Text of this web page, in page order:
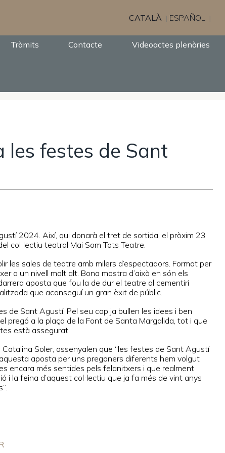
CATALÀ ESPAÑOL
Tràmits Contacte
Videoactes plenàries
les festes de Sant
2024. Així, qui donarà el tret de sortida, el pròxim 23
col·lectiu teatral Mai Som Tots Teatre.
les sales de teatre amb milers d’espectadors. Format per
a un nivell molt alt. Bona mostra d’això en són els
aposta que fou la de dur el teatre al cementiri
que aconseguí un gran èxit de públic.
de Sant Agustí. Pel seu cap ja bullen les idees i ben
pregó a la plaça de la Font de Santa Margalida, tot i que
està assegurat.
Soler, assenyalen que “les festes de Sant Agustí
aposta per uns pregoners diferents hem volgut
encara més sentides pels felanitxers i que realment
i la feina d’aquest col·lectiu que ja fa més de vint anys